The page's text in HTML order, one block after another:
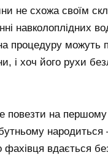
не схожа своїм
навколоплідних
процедуру
і хоч його рухи
повезти на першому
народиться
вдається